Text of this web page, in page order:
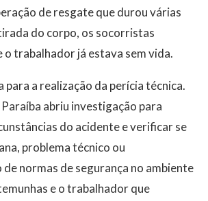
de resgate que durou várias
do corpo, os socorristas
o trabalhador já estava sem vida.
para a realização da perícia técnica.
abriu investigação para
do acidente e verificar se
problema técnico ou
normas de segurança no ambiente
e o trabalhador que